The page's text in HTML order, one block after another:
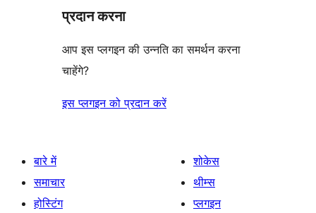
प्रदान करना
आप इस प्लगइन की उन्नति का समर्थन करना
चाहेंगे?
इस प्लगइन को प्रदान करें
बारे में
समाचार
होस्टिंग
शोकेस
थीम्स
प्लगइन